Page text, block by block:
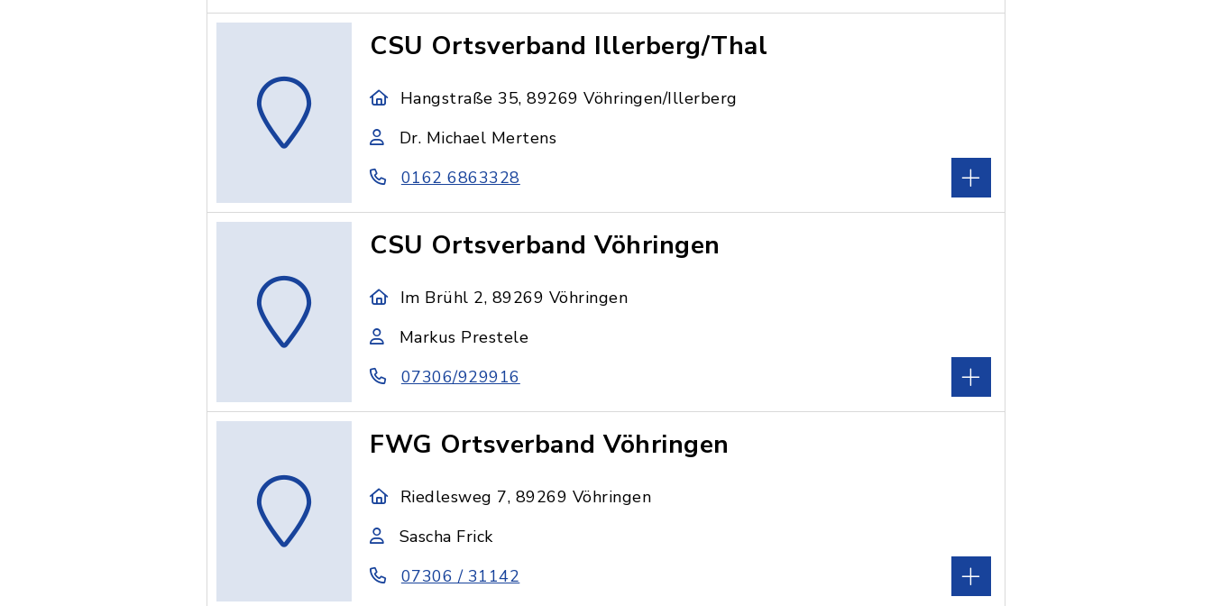
CSU Ortsverband Illerberg/Thal
Hangstraße 35, 89269 Vöhringen/Illerberg
Dr. Michael Mertens
0162 6863328
CSU Ortsverband Vöhringen
Im Brühl 2, 89269 Vöhringen
Markus Prestele
07306/929916
FWG Ortsverband Vöhringen
Riedlesweg 7, 89269 Vöhringen
Sascha Frick
07306 / 31142